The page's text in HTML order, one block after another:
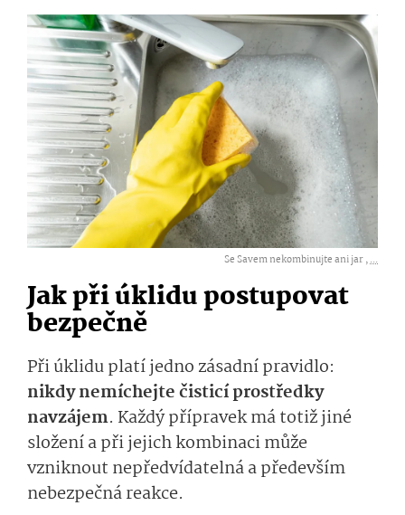
Se Savem nekombinujte ani jar ,...
Jak při úklidu postupovat
bezpečně
Při úklidu platí jedno zásadní pravidlo:
nikdy nemíchejte čisticí prostředky
navzájem. Každý přípravek má totiž jiné
složení a při jejich kombinaci může
vzniknout nepředvídatelná a především
nebezpečná reakce.